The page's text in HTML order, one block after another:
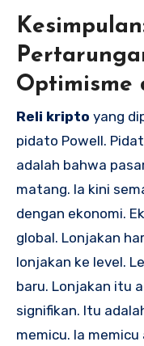
Optimisme
Reli kripto yang
pidato Powell.
adalah bahwa
matang. Ia kini
dengan ekonomi.
global. Lonjakan
lonjakan ke level.
baru. Lonjakan itu
signifikan. Itu
memicu. Ia